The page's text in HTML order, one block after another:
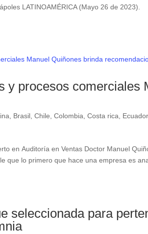
LATINOAMÉRICA (Mayo 26 de
y procesos comerciales
Brasil ,Chile ,Colombia ,Costa rica Ecuador
en Auditoría en Ventas Doctor Manuel
que lo primero que hace una empresa es
seleccionada para